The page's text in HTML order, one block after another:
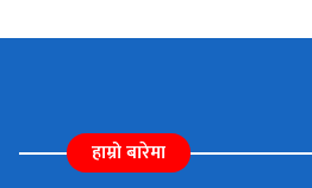
हाम्रो बारेमा